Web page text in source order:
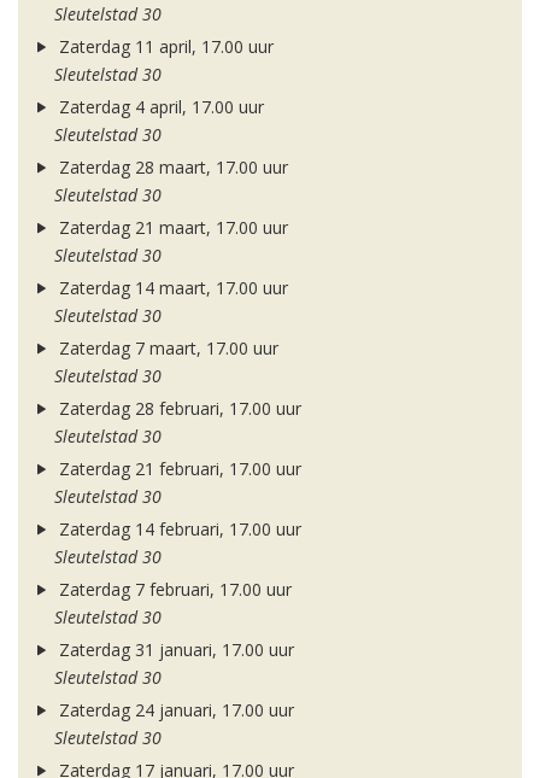
Sleutelstad 30
Zaterdag 11 april, 17.00 uur
Sleutelstad 30
Zaterdag 4 april, 17.00 uur
Sleutelstad 30
Zaterdag 28 maart, 17.00 uur
Sleutelstad 30
Zaterdag 21 maart, 17.00 uur
Sleutelstad 30
Zaterdag 14 maart, 17.00 uur
Sleutelstad 30
Zaterdag 7 maart, 17.00 uur
Sleutelstad 30
Zaterdag 28 februari, 17.00 uur
Sleutelstad 30
Zaterdag 21 februari, 17.00 uur
Sleutelstad 30
Zaterdag 14 februari, 17.00 uur
Sleutelstad 30
Zaterdag 7 februari, 17.00 uur
Sleutelstad 30
Zaterdag 31 januari, 17.00 uur
Sleutelstad 30
Zaterdag 24 januari, 17.00 uur
Sleutelstad 30
Zaterdag 17 januari, 17.00 uur